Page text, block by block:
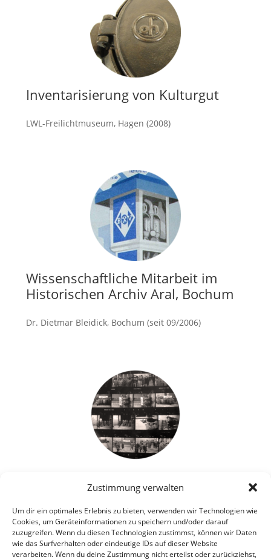
Zustimmung verwalten
Um dir ein optimales Erlebnis zu bieten, verwenden wir Technologien wie
Cookies, um Geräteinformationen zu speichern und/oder darauf
zuzugreifen. Wenn du diesen Technologien zustimmst, können wir Daten
wie das Surfverhalten oder eindeutige IDs auf dieser Website
verarbeiten. Wenn du deine Zustimmung nicht erteilst oder zurückziehst,
Inventarisierung von Kulturgut
LWL-Freilichtmuseum, Hagen (2008)
Wissenschaftliche Mitarbeit im
Historischen Archiv Aral, Bochum
Dr. Dietmar Bleidick, Bochum (seit 09/2006)
Sammlungsbestände
Rheinisches Industriemuseum, Oberhausen (2004,
2005, 2006, 2007)
mehr